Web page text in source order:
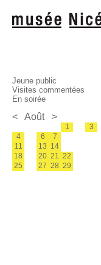
Jeune public
Visites commentées
En soirée
< Août >
1
3
4
6
7
11
13 14
18
20 21 22
25
27 28 29